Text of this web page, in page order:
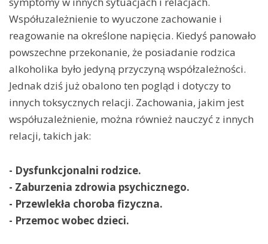
Współuzależnienie to wyuczone zachowanie i
reagowanie na określone napięcia. Kiedyś panowało
powszechne przekonanie, że posiadanie rodzica
alkoholika było jedyną przyczyną współzależności.
Jednak dziś już obalono ten pogląd i dotyczy to
innych toksycznych relacji. Zachowania, jakim jest
współuzależnienie, można również nauczyć z innych
relacji, takich jak:
- Dysfunkcjonalni rodzice.
- Zaburzenia zdrowia psychicznego.
- Przewlekła choroba fizyczna.
- Przemoc wobec dzieci.